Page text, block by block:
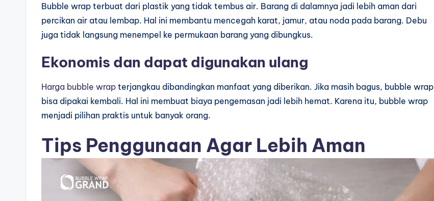
Bubble wrap terbuat dari plastik yang tidak tembus air. Barang di dalamnya jadi lebih aman dari
percikan air atau lembap. Hal ini membantu mencegah karat, jamur, atau noda pada barang. Debu
juga tidak langsung menempel ke permukaan barang yang dibungkus.
Ekonomis dan dapat digunakan ulang
Harga bubble wrap terjangkau dibandingkan manfaat yang diberikan. Jika masih bagus, bubble wrap
bisa dipakai kembali. Hal ini membuat biaya pengemasan jadi lebih hemat. Karena itu, bubble wrap
menjadi pilihan praktis untuk banyak orang.
Tips Penggunaan Agar Lebih Aman